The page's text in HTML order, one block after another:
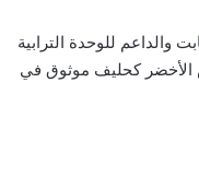
والداعم للوحدة الترابية
الأخضر كحليف موثوق في